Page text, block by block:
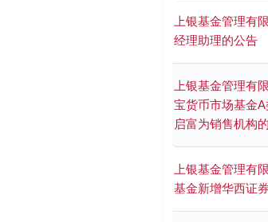
上银基金管理有
经理助理的公告
上银基金管理有
宝货币市场基金
启富为销售机构
上银基金管理有
基金新增华西证